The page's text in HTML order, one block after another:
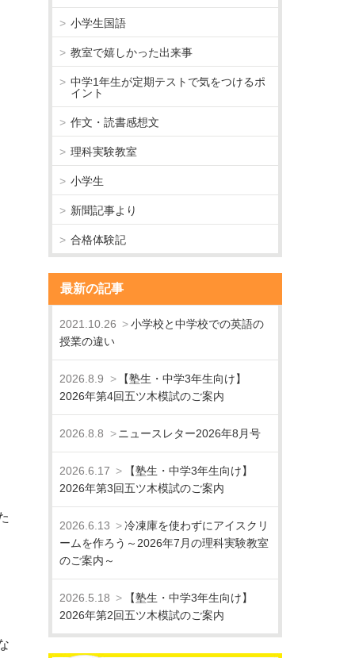
小学生国語
教室で嬉しかった出来事
中学1年生が定期テストで気をつけるポ
イント
作文・読書感想文
理科実験教室
小学生
新聞記事より
合格体験記
最新の記事
2021.10.26
小学校と中学校での英語の
授業の違い
2026.8.9
【塾生・中学3年生向け】
2026年第4回五ツ木模試のご案内
2026.8.8 ニュースレター2026年8月号
2026.6.17
【塾生・中学3年生向け】
2026年第3回五ツ木模試のご案内
2026.6.13
冷凍庫を使わずにアイスクリ
ームを作ろう～2026年7月の理科実験教室
のご案内～
2026.5.18
【塾生・中学3年生向け】
2026年第2回五ツ木模試のご案内